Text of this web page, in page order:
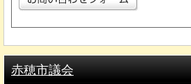
赤穂市議会